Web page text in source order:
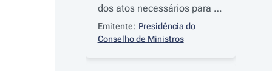
dos atos necessários para a
adjudicação dos
procedimentos pré-
Emitente: Presidência do
Conselho de Ministros